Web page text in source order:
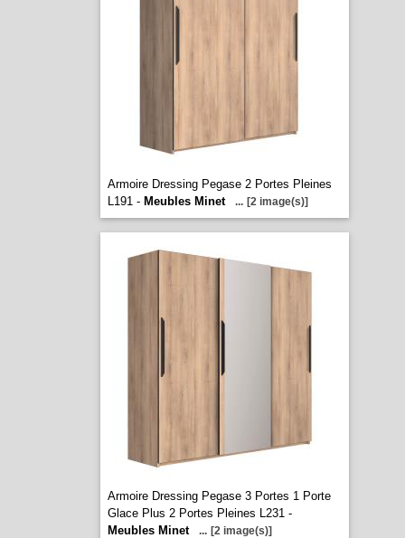
Armoire Dressing Pegase 2 Portes Pleines
L191 - Meubles Minet ... [2 image(s)]
Armoire Dressing Pegase 3 Portes 1 Porte
Glace Plus 2 Portes Pleines L231 -
Meubles Minet
... [2 image(s)]